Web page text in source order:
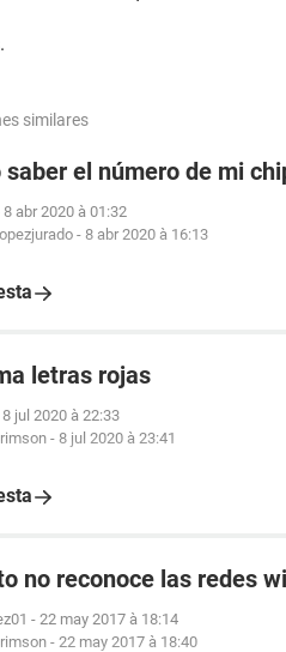
similares
saber el número de mi
8 abr 2020 à 01:32
- 8 abr 2020 à 16:13
letras rojas
8 jul 2020 à 22:33
- 8 jul 2020 à 23:41
no reconoce las redes
- 22 may 2017 à 18:14
- 22 may 2017 à 18:40